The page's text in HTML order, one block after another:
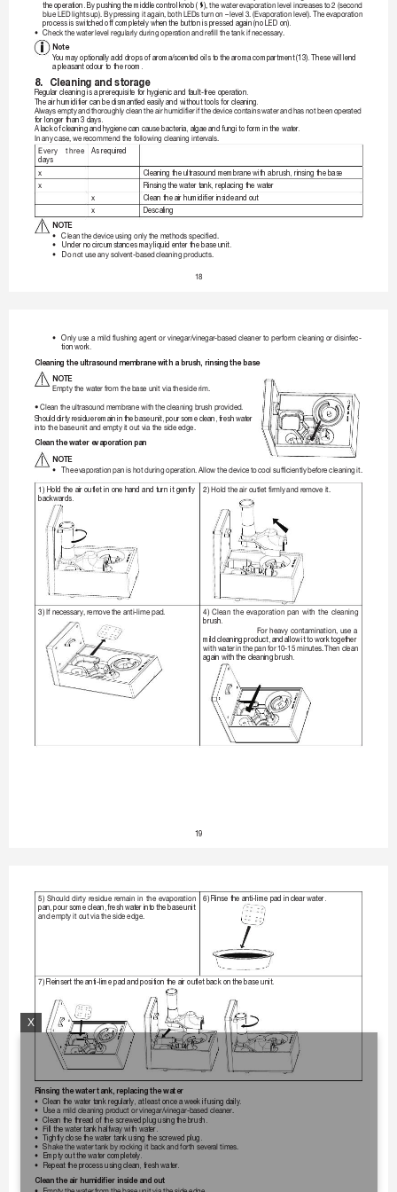
X
the operation. By pushing the middle control knob ( ),thewaterevaporationlevelincreases to2(second
blueLED lightsup).Bypressingitagain, both LEDsturnon– level3.(Evaporationlevel). heevaporation
process is switched off completely when the button is pressed again (no LED on).
• Checkthewaterlevelregularlyduringoperationandrefillthe tankifnecessary.
Note
You may optionally add drops of aroma/scented oils to the aroma compartment (13). These will lend
a pleasant odour to the room.
8. Cleaning and storage
Regular cleaning is a prerequisite for hygienic and fault-free operation.
The air humidifier can be dismantled easily and without tools for cleaning.
Always emptyandthoroughly clean the airhumidifierifthedevice containswaterandhas notbeenoperated
for longer than 3 days.
A lack of cleaning and hygiene can cause bacteria, algae and fungi to form in the water.
Inanycase,werecommendthefollowingcleaningintervals.
Every three As required
days
x
Cleaning the ultrasound membrane with a brush, rinsing the base
x Rinsing the water tank, replacing the water
x
Clean the air humidifier inside and out
x
Descaling
NOTE
• C leanthedeviceusingonlythemethodsspecified.
•
Under no circumstances may liquid enter the base unit.
•
Donotuseanysolvent-basedcleaningproducts.
18
• Only use a mild flushing agentor vinegar/vinegar-based cleaner to performcleaningordisinfec-
tion work.
Cleaning the ultrasound membrane with a brush, rinsing the base
NOTE
Emptythewaterfromthebaseunitviathesiderim.
• Cleantheultrasoundmembranewiththecleaningbrushprovided.
Should dirty residue remain in the base unit, pour some clean, fresh water
intothebaseunitandemptyitoutviathesideedge.
Clean the water evaporation pan
NOTE
• Theevaporationpanishotduringoperation.Allowthedevicetocoolsufficientlybeforecleaningit.
1) Hold the air outlet in one hand and turn it gently 2) Holdtheairoutletfirmlyandremoveit.
backwards.
3) Ifnecessary,remove theanti-limepad. 4) Clean the evaporation pan with the cleaning
brush.
For heavy contamination, use a
mild cleaning product, and allow it to work together
with waterin the pan for10-15 minutes. Then clean
again with the cleaning brush.
19
5) Should dirty residue remain in the evaporation 6) Rinse the anti-lime pad in clear water.
pan, pour some clean, fresh water into the base unit
andemptyitoutviathesideedge.
7) Reinsert the anti-lime pad and position the air outlet back on the base unit.
Rinsing the water tank, replacing the water
• C lean the water tank regularly, at least once a week if using daily.
• Useamildcleaningproductorvinegar/vinegar-based cleaner.
• C lean the thread of the screwed plug using the brush.
• Fill the water tank halfway with water.
• Tightly close the water tank using the screwed plug.
• Shakethewatertankbyrockingitbackandforthseveraltimes.
•
Empty out the water completely.
• Repeat the process using clean, fresh water.
Clean the air humidifier inside and out